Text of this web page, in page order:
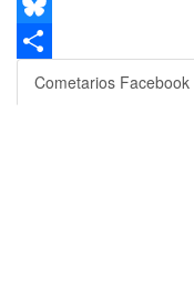
Email
Bluesky
Compartir
Cometarios Facebook